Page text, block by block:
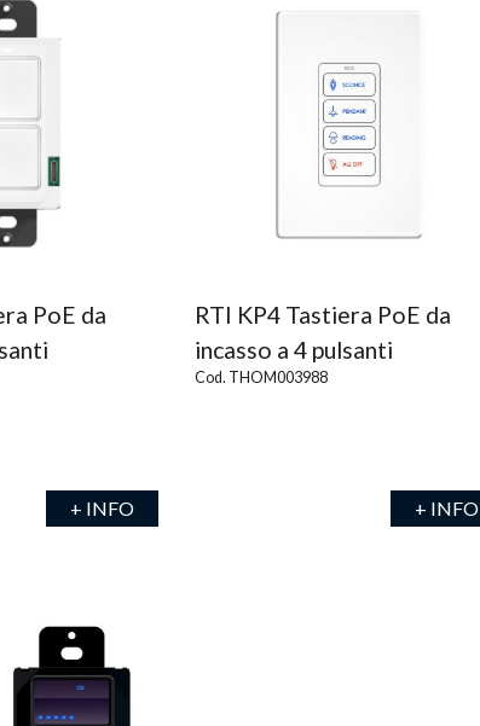
PoE da
+ INFO
RTI KP4 Tastiera PoE da
incasso a 4 pulsanti
Cod. THOM003988
+ INFO